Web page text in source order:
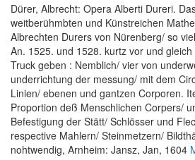
Dürer, Albrecht: Opera Alberti Dureri.
weitberühmbten und Künstreichen
Albrechten Durers von Nürenberg/ so
An. 1525. und 1528. kurtz vor und
Truck geben : Nemblich/ vier von
underrichtung der messung/ mit dem
Linien/ ebenen und gantzen Corporen.
Proportion deß Menschlichen Corpers/
Befestigung der Stätt/ Schlösser und
respective Mahlern/ Steinmetzern/
nohtwendig, Arnheim: Jansz, Jan, 1604